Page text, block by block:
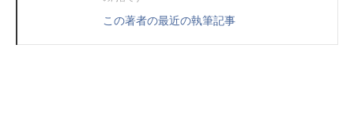
この著者の最近の執筆記事